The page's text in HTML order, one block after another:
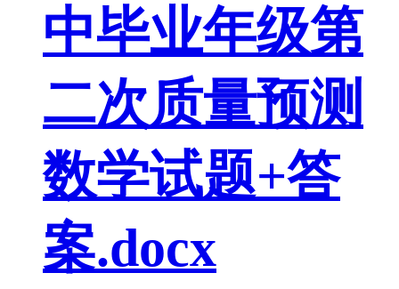
中毕业年级第
二次质量预测
数学试题+答
案.docx